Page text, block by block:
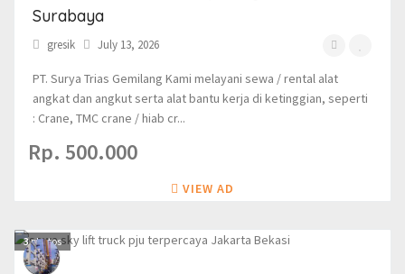
Surabaya
gresik July 13, 2026
PT. Surya Trias Gemilang Kami melayani sewa / rental alat
angkat dan angkut serta alat bantu kerja di ketinggian, seperti
: Crane, TMC crane / hiab cr...
Rp. 500.000
VIEW AD
3photos